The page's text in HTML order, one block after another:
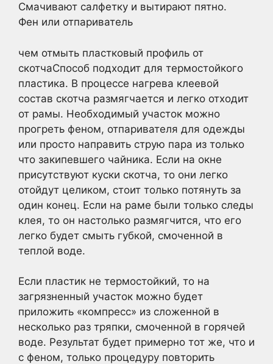
Смачивают салфетку и вытирают пятно.
Фен или отпариватель
чем отмыть пластковый профиль от
скотчаСпособ подходит для термостойкого
пластика. В процессе нагрева клеевой
состав скотча размягчается и легко отходит
от рамы. Необходимый участок можно
прогреть феном, отпаривателя для одежды
или просто направить струю пара из только
что закипевшего чайника. Если на окне
присутствуют куски скотча, то они легко
отойдут целиком, стоит только потянуть за
один конец. Если на раме были только следы
клея, то он настолько размягчится, что его
легко будет смыть губкой, смоченной в
теплой воде.
Если пластик не термостойкий, то на
загрязненный участок можно будет
приложить «компресс» из сложенной в
несколько раз тряпки, смоченной в горячей
воде. Результат будет примерно тот же, что и
с феном, только процедуру повторить